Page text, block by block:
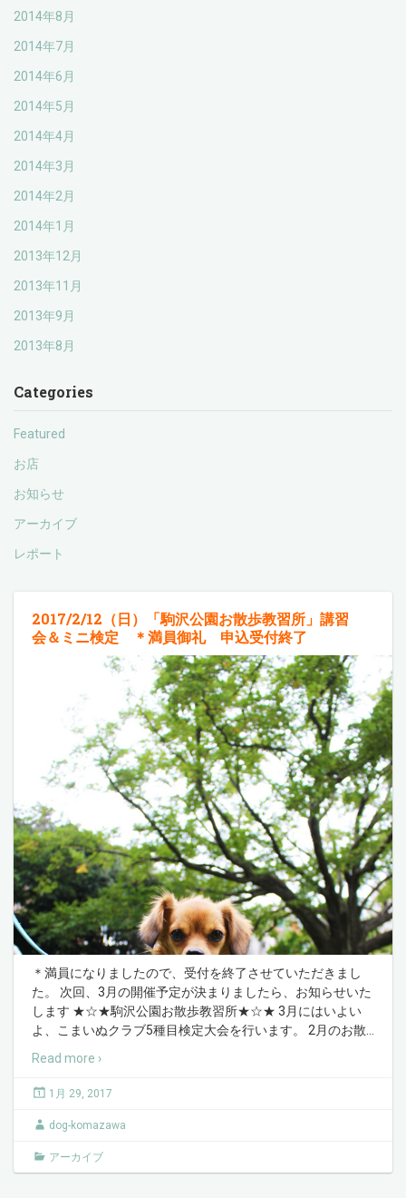
2014年8月
2014年7月
2014年6月
2014年5月
2014年4月
2014年3月
2014年2月
2014年1月
2013年12月
2013年11月
2013年9月
2013年8月
Categories
Featured
お店
お知らせ
アーカイブ
レポート
2017/2/12（日）「駒沢公園お散歩教習所」講習
会＆ミニ検定 ＊満員御礼 申込受付終了
＊満員になりましたので、受付を終了させていただきまし
た。 次回、3月の開催予定が決まりましたら、お知らせいた
します ★☆★駒沢公園お散歩教習所★☆★ 3月にはいよい
よ、こまいぬクラブ5種目検定大会を行います。 2月のお散
Read more ›
1月 29, 2017
dog-komazawa
アーカイブ